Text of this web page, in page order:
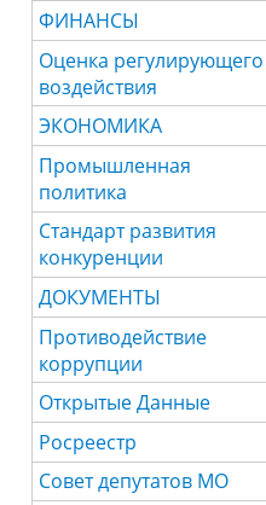
ФИНАНСЫ
Оценка регулирующего
воздействия
ЭКОНОМИКА
Промышленная
политика
Стандарт развития
конкуренции
ДОКУМЕНТЫ
Противодействие
коррупции
Открытые Данные
Росреестр
Совет депутатов МО